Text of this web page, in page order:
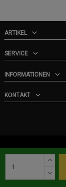
ARTIKEL
SERVICE
INFORMATIONEN
KONTAKT